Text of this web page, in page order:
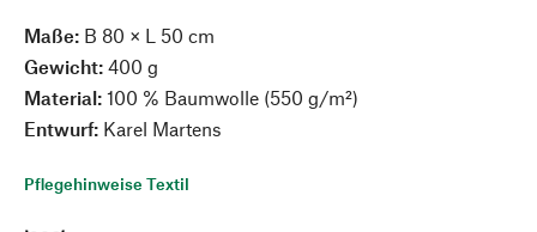
Maße: B 80 × L 50 cm
Gewicht: 400 g
Material: 100 % Baumwolle (550 g/m²)
Entwurf: Karel Martens
Pflegehinweise Textil